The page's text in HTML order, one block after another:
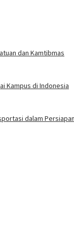
dan Kamtibmas
Kampus di Indonesia
dalam